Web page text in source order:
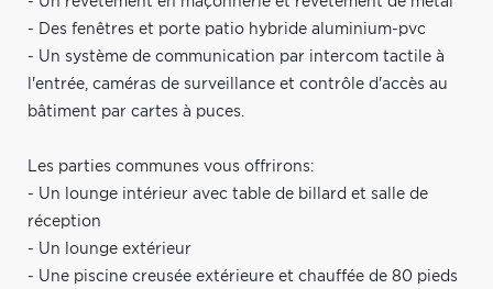
- Des fenêtres et porte patio hybride aluminium-pvc
- Un système de communication par intercom tactile à
l'entrée, caméras de surveillance et contrôle d'accès au
bâtiment par cartes à puces.
Les parties communes vous offrirons:
- Un lounge intérieur avec table de billard et salle de
réception
- Un lounge extérieur
- Une piscine creusée extérieure et chauffée de 80 pieds